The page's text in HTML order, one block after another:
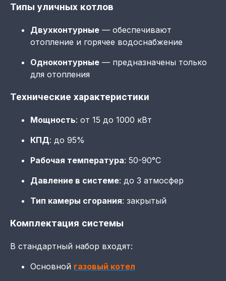
Типы уличных котлов
Двухконтурные — обеспечивают
отопление и горячее водоснабжение
Одноконтурные — предназначены только
для отопления
Технические характеристики
Мощность: от 15 до 1000 кВт
КПД: до 95%
Рабочая температура: 50-90°C
Давление в системе: до 3 атмосфер
Тип камеры сгорания: закрытый
Комплектация системы
В стандартный набор входят:
Основной газовый котел